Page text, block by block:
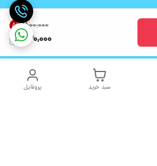
۸۰۰٬۰۰۰ 8%
730,000
پروفایل سبد خرید